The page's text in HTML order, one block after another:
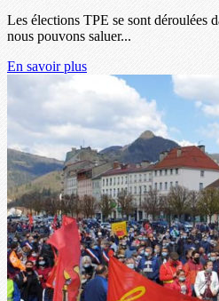
Les élections TPE se sont déroulées
nous pouvons saluer...
En savoir plus